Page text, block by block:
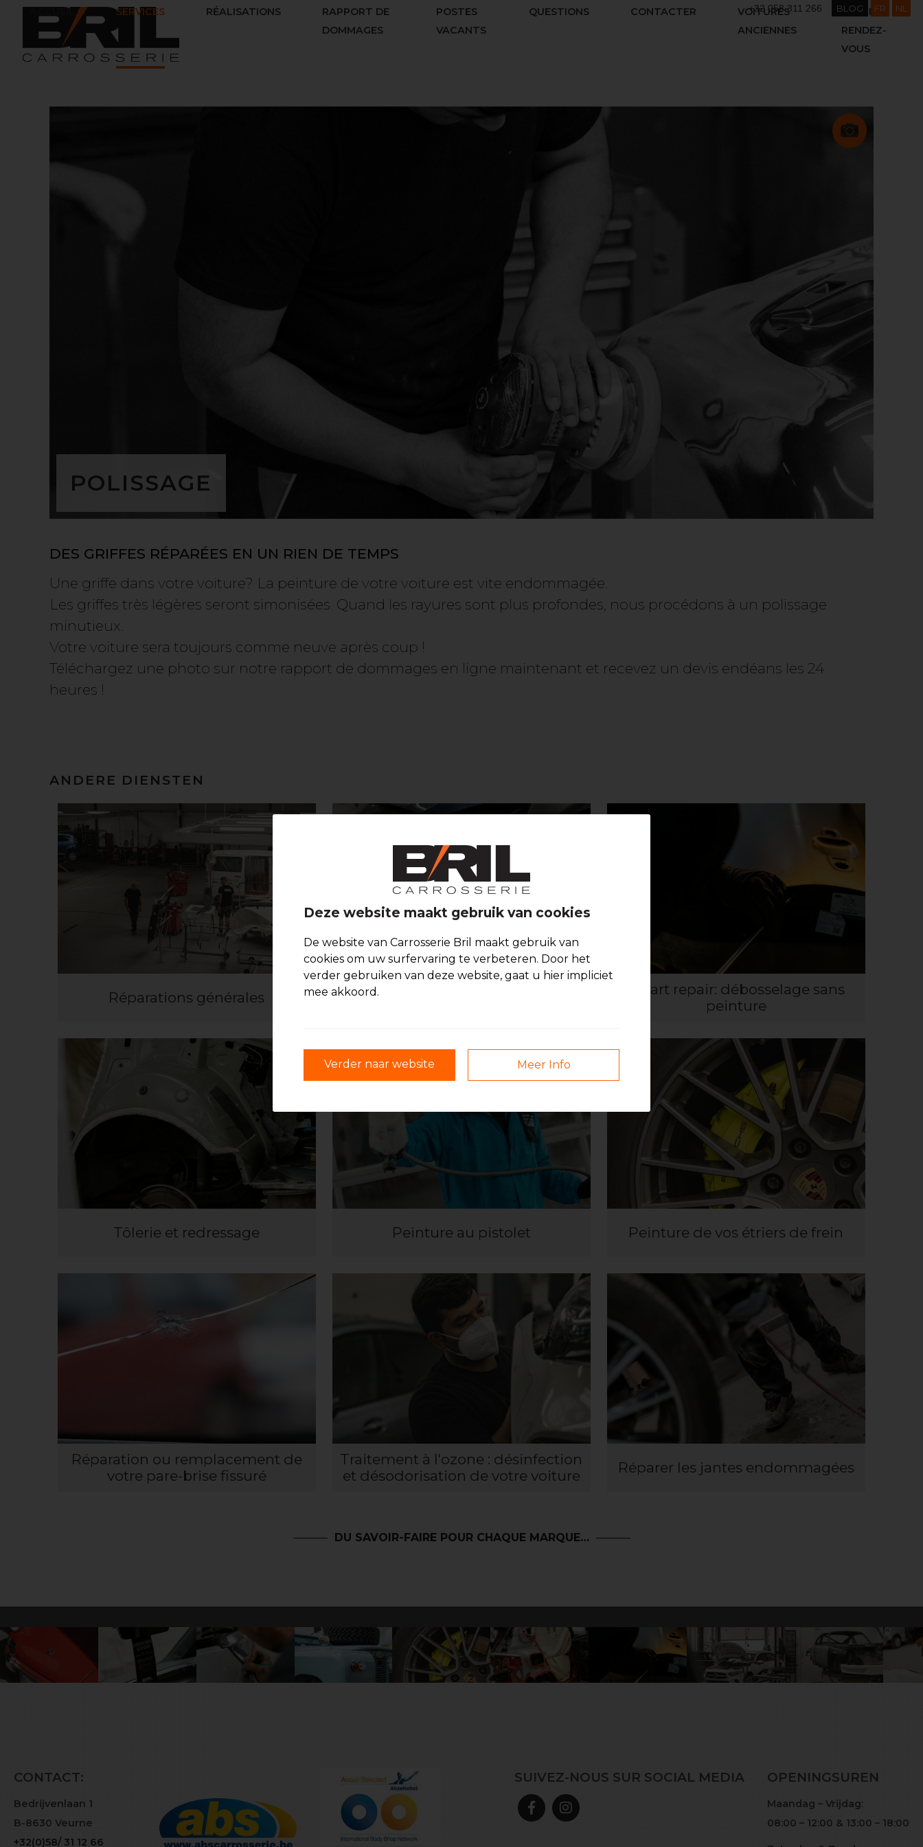
ACCUEIL SERVICES RÉALISATIONS
RAPPORT DE
DOMMAGES
POSTES
VACANTS
QUESTIONS CONTACTER
VOITURES
ANCIENNES
PRENDRE
RENDEZ-
VOUS
+32 058 311 266 BLOG FR NL
POLISSAGE
DES GRIFFES RÉPARÉES EN UN RIEN DE TEMPS
Une griffe dans votre voiture? La peinture de votre voiture est vite endommagée.
Les griffes très légères seront simonisées. Quand les rayures sont plus profondes, nous procédons à un polissage
minutieux.
Votre voiture sera toujours comme neuve après coup !
Téléchargez une photo sur notre rapport de dommages en ligne maintenant et recevez un devis endéans les 24
heures !
ANDERE DIENSTEN
Réparations générales
Smart repair: débosselage sans
peinture
Tôlerie et redressage Peinture au pistolet Peinture de vos étriers de frein
Réparation ou remplacement de
votre pare-brise fissuré
Traitement à l'ozone : désinfection
et désodorisation de votre voiture
Réparer les jantes endommagées
SERVICE DE REPARATION DE CARROSSERIE A FURNES
CONTACT:
Bedrijvenlaan 1
B-8630 Veurne
+32(0)58/ 31 12 66
SUIVEZ-NOUS SUR SOCIAL MEDIA OPENINGSUREN
Maandag – Vrijdag:
08:00 – 12:00 & 13:00 – 18:00
Deze website maakt gebruik van cookies
De website van Carrosserie Bril maakt gebruik van
cookies om uw surfervaring te verbeteren. Door het
verder gebruiken van deze website, gaat u hier impliciet
mee akkoord.
Verder naar website Meer Info